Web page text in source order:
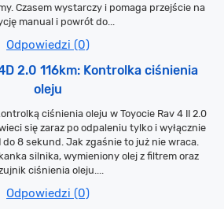
Czasem wystarczy i pomaga przejście na
manual i powrót do...
Odpowiedzi (0)
2.0 116km: Kontrolka ciśnienia
oleju
ciśnienia oleju w Toyocie Rav 4 II 2.0
się zaraz po odpaleniu tylko i wyłącznie
8 sekund. Jak zgaśnie to już nie wraca.
silnika, wymieniony olej z filtrem oraz
ciśnienia oleju....
Odpowiedzi (0)